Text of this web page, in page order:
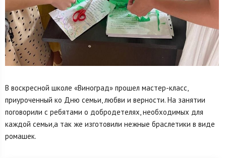
В воскресной школе «Виноград» прошел мастер-класс,
приуроченный ко Дню семьи, любви и верности. На занятии
поговорили с ребятами о добродетелях, необходимых для
каждой семьи,а так же изготовили нежные браслетики в виде
ромашек.